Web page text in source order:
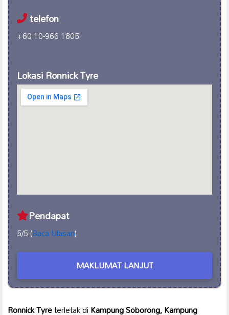
telefon
+60 10-966 1805
Lokasi Ronnick Tyre
Pendapat
5/5 (Baca Ulasan)
MAKLUMAT LANJUT
Ronnick Tyreterletak diKampung Soborong, Kampung